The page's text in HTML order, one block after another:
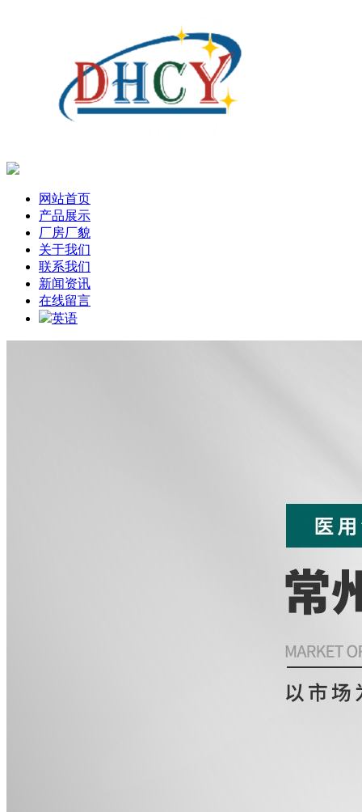
网站首页
产品展示
厂房厂貌
关于我们
联系我们
新闻资讯
在线留言
英语